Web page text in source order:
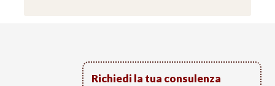
Richiedi la tua consulenza